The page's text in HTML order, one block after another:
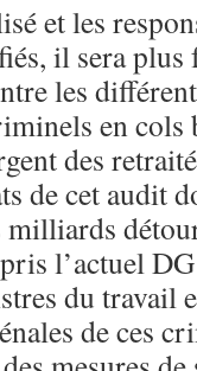
et les
il sera plus
les
en cols
des
de cet audit
l’actuel
du travail
de ces